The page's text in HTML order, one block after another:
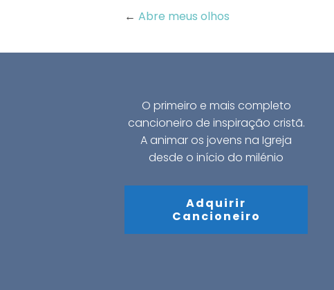
← Abre meus olhos
O primeiro e mais completo
cancioneiro de inspiração cristã.
A animar os jovens na Igreja
desde o início do milénio
Adquirir
Cancioneiro